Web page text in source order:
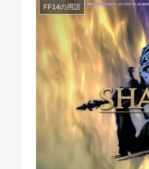
FF14の用語